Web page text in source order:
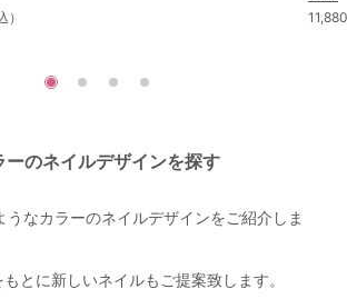
ーのネイルデザインを探す
うなカラーのネイルデザインをご紹介しま
とに新しいネイルもご提案致します。